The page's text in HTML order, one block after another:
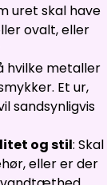
uret skal have
ovalt, eller
hvilke metaller
Et ur,
sandsynligvis
og stil: Skal
eller er der